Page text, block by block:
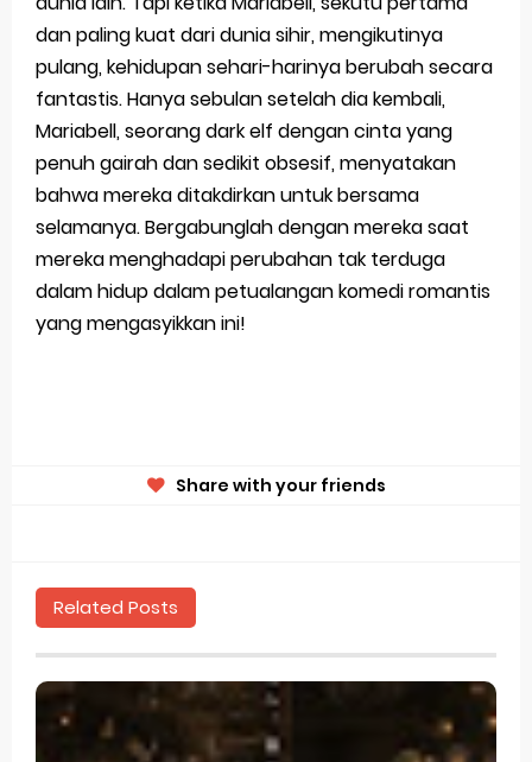
dan paling kuat dari dunia sihir, mengikutinya
pulang, kehidupan sehari-harinya berubah secara
fantastis. Hanya sebulan setelah dia kembali,
Mariabell, seorang dark elf dengan cinta yang
penuh gairah dan sedikit obsesif, menyatakan
bahwa mereka ditakdirkan untuk bersama
selamanya. Bergabunglah dengan mereka saat
mereka menghadapi perubahan tak terduga
dalam hidup dalam petualangan komedi romantis
yang mengasyikkan ini!
Share with your friends
Related Posts